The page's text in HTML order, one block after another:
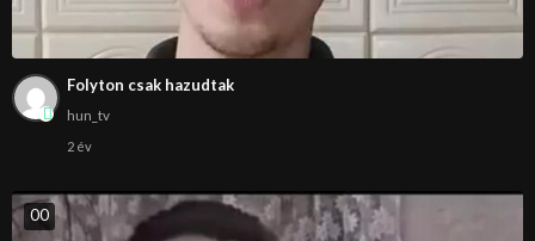
Folyton csak hazudtak
hun_tv
2 év
00